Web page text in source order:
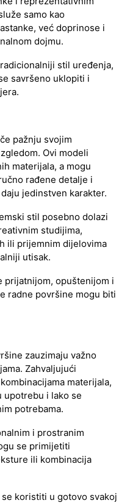
samo kao
već doprinose i
dojmu.
stil uređenja,
savršeno uklopiti i
pažnju svojim
Ovi modeli
materijala, a mogu
rađene detalje i
jedinstven karakter.
stil posebno dolazi
studijima,
ili prijemnim dijelovima
utisak.
prijatnijom, opuštenijom i
radne površine mogu biti
zauzimaju važno
Zahvaljujući
materijala,
upotrebu i lako se
potrebama.
i prostranim
se primijetiti
ili kombinacija
koristiti u gotovo svakoj